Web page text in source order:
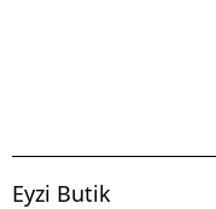
Eyzi Butik